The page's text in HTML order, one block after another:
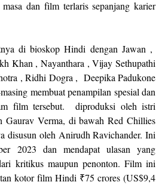
dan film terlaris sepanjang karier
di bioskop Hindi dengan Jawan ,
Khan , Nayanthara , Vijay Sethupathi
, Ridhi Dogra , Deepika Padukone
membuat penampilan spesial dan
film tersebut. diproduksi oleh istri
Verma, di bawah Red Chillies
disusun oleh Anirudh Ravichander. Ini
2023 dan mendapat ulasan yang
kritikus maupun penonton. Film ini
kotor film Hindi ₹75 crores (US$9,4